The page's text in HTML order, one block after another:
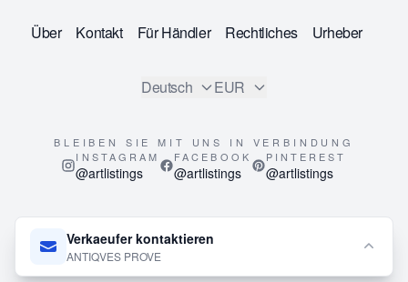
Verkaeufer kontaktieren
ANTIQVES PROVE
Über Kontakt Für Händler Rechtliches Urheber
Deutsch EUR
BLEIBEN SIE MIT UNS IN VERBINDUNG
INSTAGRAM
@artlistings
FACEBOOK
@artlistings
PINTEREST
@artlistings
© 2026ArtListings™. All Rights Reserved.
This site is protected by reCAPTCHA and the Google
Privacy
Policyand